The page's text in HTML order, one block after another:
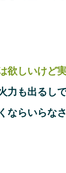
欲しいけど
力も出るし
ならいらな